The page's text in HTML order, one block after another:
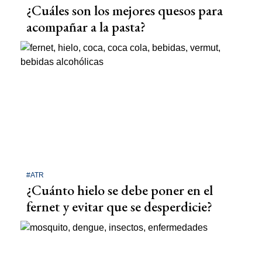
¿Cuáles son los mejores quesos para
acompañar a la pasta?
#ATR
¿Cuánto hielo se debe poner en el
fernet y evitar que se desperdicie?